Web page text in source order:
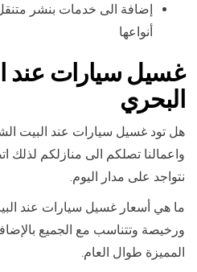
إضافة الى خدمات بنشر
أنواعها
غسيل سيارات عند
البحري
هل تود غسيل سيارات عند البيت
واعمالنا تصلكم الى منازلكم لذلك
نتواجد على مدار اليوم.
ما هي أسعار غسيل سيارات عند
ورخيصة وتتناسب مع الجميع
المميزة طوال العام.